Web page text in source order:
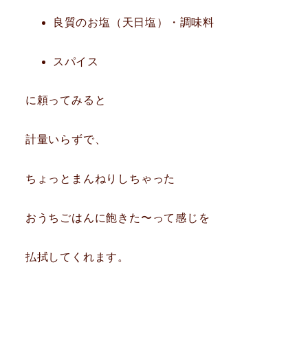
良質のお塩（天日塩）・調味料
スパイス
に頼ってみると
計量いらずで、
ちょっとまんねりしちゃった
おうちごはんに飽きた〜って感じを
払拭してくれます。